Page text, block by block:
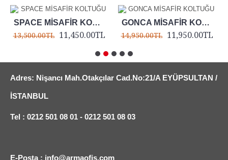
SPACE MİSAFİR KOLTUĞU
13,500.00TL 11,450.00TL
GONCA MİSAFİR KOLTUĞU
14,950.00TL 11,950.00TL
Adres: Nişancı Mah.Otakçılar Cad.No:21/A EYÜPSULTAN /
İSTANBUL
Tel : 0212 501 08 01 - 0212 501 08 03
E-Posta : info@armaofis.com